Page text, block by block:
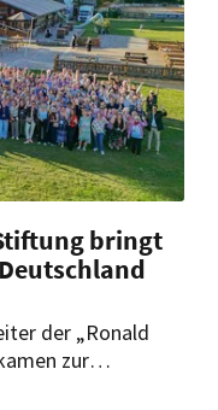
bringt
der „Ronald
zur
Im